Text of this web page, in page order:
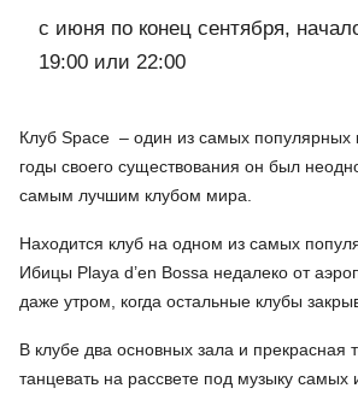
с июня по конец сентября,
19:00 или 22:00
Клуб Space – один из самых популярных
годы своего существования он был
самым лучшим клубом мира.
Находится клуб на одном из самых
Ибицы Playa d’en Bossa недалеко от
даже утром, когда остальные клубы
В клубе два основных зала и прекрасная
танцевать на рассвете под музыку самых